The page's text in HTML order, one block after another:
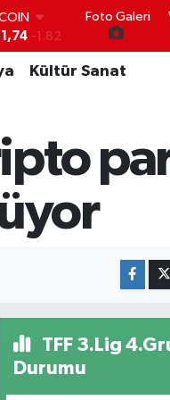
0.02
0.19
0.19
Foto Galeri
Kültür Sanat
TFF 3.Lig
Durumu